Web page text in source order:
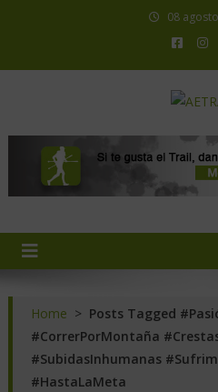
08
Home > Posts Tagged
#CorrerPorMontaña
#SubidasInhumanas
#HastaLaMeta